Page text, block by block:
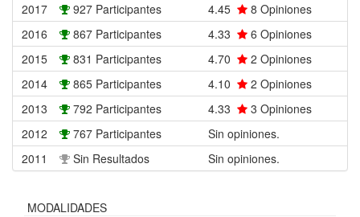
2017
927 Participantes 4.45 8 Opiniones
2016
867 Participantes 4.33 6 Opiniones
2015
831 Participantes 4.70 2 Opiniones
2014
865 Participantes 4.10 2 Opiniones
2013
792 Participantes 4.33 3 Opiniones
2012
767 Participantes
Sin opiniones.
2011
Sin Resultados Sin opiniones.
MODALIDADES